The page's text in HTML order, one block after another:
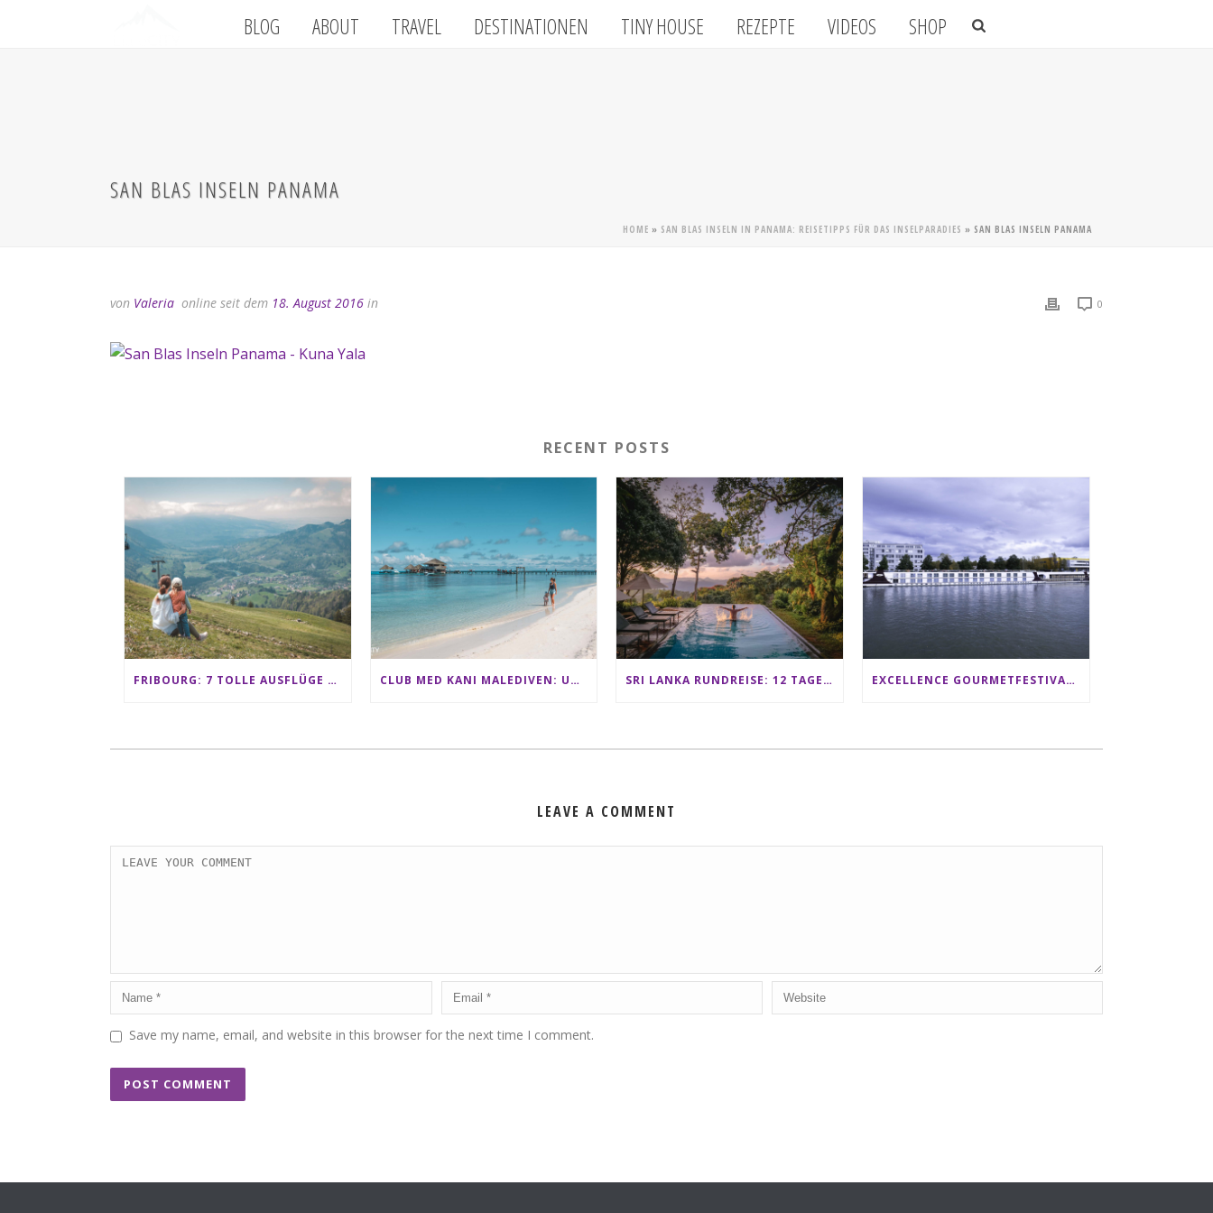
BLOG ABOUT TRAVEL DESTINATIONEN TINY HOUSE REZEPTE VIDEOS SHOP
SAN BLAS INSELN PANAMA
HOME » SAN BLAS INSELN IN PANAMA: REISETIPPS FÜR DAS INSELPARADIES » SAN BLAS INSELN PANAMA
von Valeria online seit dem 18. August 2016 in 0
RECENT POSTS
FRIBOURG: 7 TOLLE AUSFLÜGE FÜR FAMILIEN VON CHARMEY BIS LES PACCOTS CLUB MED KANI MALEDIVEN: UNSERE ERFAHRUNGEN IM ALL-INCLUSIVE PARADIES SRI LANKA RUNDREISE: 12 TAGE ZWISCHEN ELEFANTEN, TEEPLANTAGEN & STRAND ALS FAMILIE EXCELLENCE GOURMETFESTIVAL ´25: ZWEI STERNEKÖCHE ANTONIO GUIDA & DARIO MORESCO VERWÖHNEN IHRE GÄSTE AUF EINER LUXERIÖSEN SCHIFFSREISE
LEAVE A COMMENT
Save my name, email, and website in this browser for the next time I comment.